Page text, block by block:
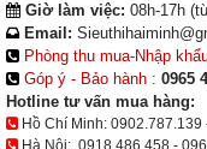
Giờ làm việc: 08h-17h
Email:
Phòng thu mua-Nhập
Góp ý - Bảo hành : 0965
Hotline tư vấn mua hàng:
Hồ Chí Minh: 0902.787.139
Hà Nội: 0918.486.458 -